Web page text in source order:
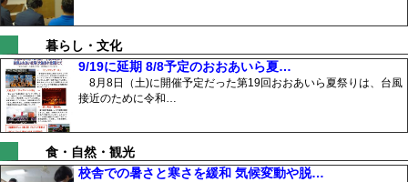
暮らし・文化
9/19に延期 8/8予定のおおあいら夏…
8月8日（土)に開催予定だった第19回おおあいら夏祭りは、台風
接近のために令和…
食・自然・観光
校舎での暑さと寒さを緩和 気候変動や脱…